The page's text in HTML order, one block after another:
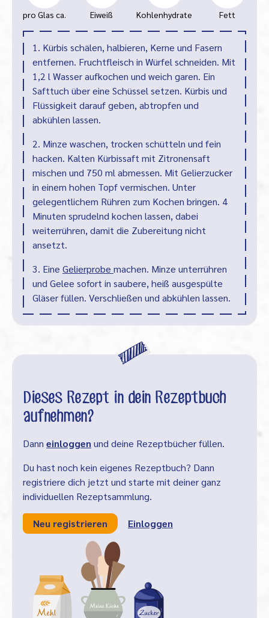
pro Glas ca. Eiweiß Kohlenhydrate Fett
1. Kürbis schälen, halbieren, Kerne und Fasern
entfernen. Fruchtfleisch in Würfel schneiden. Mit
1,2 l Wasser aufkochen und weich garen. Ein
Safttuch über eine Schüssel setzen. Kürbis und
Flüssigkeit darauf geben, abtropfen und
abkühlen lassen.
2. Minze waschen, trocken schütteln und fein
hacken. Kalten Kürbissaft mit Zitronensaft
mischen und 750 ml abmessen. Mit Gelierzucker
in einem hohen Topf vermischen. Unter
gelegentlichem Rühren zum Kochen bringen. 4
Minuten sprudelnd kochen lassen, dabei
weiterrühren, damit die Zubereitung nicht
ansetzt.
3. Eine Gelierprobe machen. Minze unterrühren
und Gelee sofort in saubere, heiß ausgespülte
Gläser füllen. Verschließen und abkühlen lassen.
Dieses Rezept in dein Rezeptbuch
aufnehmen?
Dann einloggen und deine Rezeptbücher füllen.
Du hast noch kein eigenes Rezeptbuch? Dann
registriere dich jetzt und starte mit deiner ganz
individuellen Rezeptsammlung.
Neu registrieren Einloggen